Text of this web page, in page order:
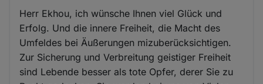
Herr Ekhou, ich wünsche Ihnen viel Glück und
Erfolg. Und die innere Freiheit, die Macht des
Umfeldes bei Äußerungen mizuberücksichtigen.
Zur Sicherung und Verbreitung geistiger Freiheit
sind Lebende besser als tote Opfer, derer Sie zu